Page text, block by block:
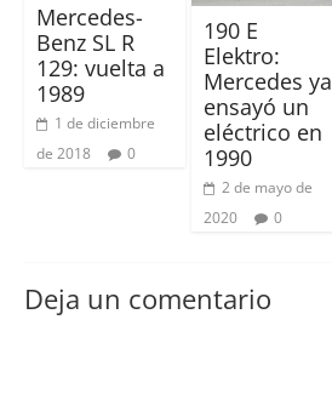
Mercedes-
Benz SL R
129: vuelta a
1989
1 de diciembre
de 2018
0
190 E
Elektro:
Mercedes ya
ensayó un
eléctrico en
1990
2 de mayo de
2020
0
Deja un comentario